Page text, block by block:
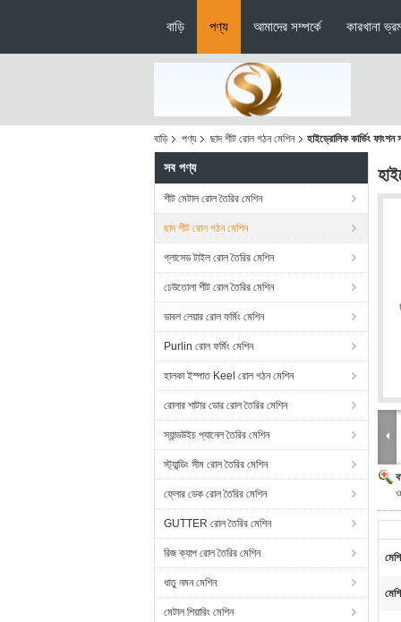
বাড়ি পণ্য আমাদের সম্পর্কে কারখানা
বাড়ি পণ্য ছাদ শীট রোল গঠন মেশিন হাইড্রোলিক কার্ভিং
সব পণ্য
শীট মেটাল রোল তৈরির মেশিন
ছাদ শীট রোল গঠন মেশিন
গ্লাসেড টাইল রোল তৈরির মেশিন
ঢেউতোলা শীট রোল তৈরির মেশিন
ডাবল লেয়ার রোল ফর্মিং মেশিন
Purlin রোল ফর্মিং মেশিন
হালকা ইস্পাত Keel রোল গঠন মেশিন
রোলার শাটার ডোর রোল তৈরির মেশিন
স্যান্ডউইচ প্যানেল তৈরির মেশিন
স্ট্যান্ডিং সীম রোল তৈরির মেশিন
ফ্লোর ডেক রোল তৈরির মেশিন
GUTTER রোল তৈরির মেশিন
রিজ ক্যাপ রোল তৈরির মেশিন
ধাতু নমন মেশিন
মেটাল শিয়ারিং মেশিন